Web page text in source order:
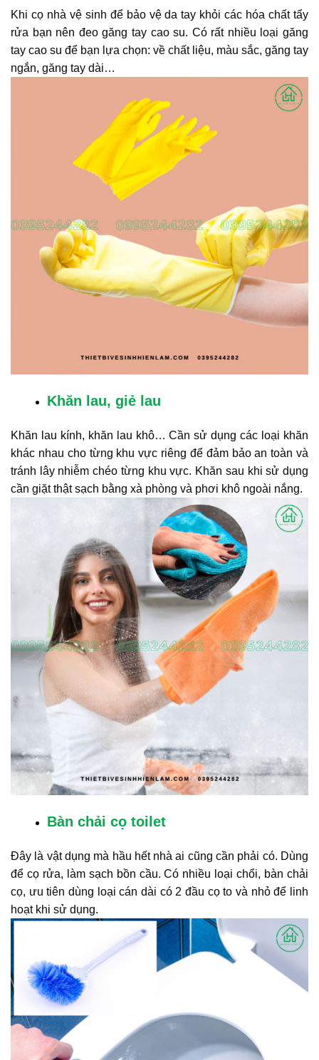
Khi cọ nhà vệ sinh để bảo vệ da tay khỏi các hóa chất tẩy
rửa bạn nên đeo găng tay cao su. Có rất nhiều loại găng
tay cao su để bạn lựa chọn: về chất liệu, màu sắc, găng tay
ngắn, găng tay dài…
Khăn lau, giẻ lau
Khăn lau kính, khăn lau khô… Cần sử dụng các loại khăn
khác nhau cho từng khu vực riêng để đảm bảo an toàn và
tránh lây nhiễm chéo từng khu vực. Khăn sau khi sử dụng
cần giặt thật sạch bằng xà phòng và phơi khô ngoài nắng.
Bàn chải cọ toilet
Đây là vật dụng mà hầu hết nhà ai cũng cần phải có. Dùng
để cọ rửa, làm sạch bồn cầu. Có nhiều loại chổi, bàn chải
cọ, ưu tiên dùng loại cán dài có 2 đầu cọ to và nhỏ để linh
hoạt khi sử dụng.